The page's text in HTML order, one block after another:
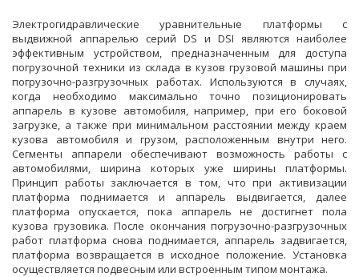
Электрогидравлические уравнительные платформы с
выдвижной аппарелью серий DS и DSI являются наиболее
эффективным устройством, предназначенным для доступа
погрузочной техники из склада в кузов грузовой машины при
погрузочно-разгрузочных работах. Используются в случаях,
когда необходимо максимально точно позиционировать
аппарель в кузове автомобиля, например, при его боковой
загрузке, а также при минимальном расстоянии между краем
кузова автомобиля и грузом, расположенным внутри него.
Сегменты аппарели обеспечивают возможность работы с
автомобилями, ширина которых уже ширины платформы.
Принцип работы заключается в том, что при активизации
платформа поднимается и аппарель выдвигается, далее
платформа опускается, пока аппарель не достигнет пола
кузова грузовика. После окончания погрузочно-разгрузочных
работ платформа снова поднимается, аппарель задвигается,
платформа возвращается в исходное положение. Установка
осуществляется подвесным или встроенным типом монтажа.